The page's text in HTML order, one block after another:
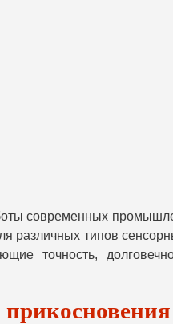
современных
различных типов
точность,